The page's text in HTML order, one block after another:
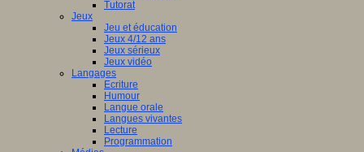
Tutorat
Jeux
Jeu et éducation
Jeux 4/12 ans
Jeux sérieux
Jeux vidéo
Langages
Ecriture
Humour
Langue orale
Langues vivantes
Lecture
Programmation